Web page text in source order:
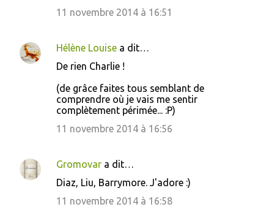
11 novembre 2014 à 16:51
Hélène Louise a dit…
De rien Charlie !
(de grâce faites tous semblant de
comprendre où je vais me sentir
complètement périmée... :P)
11 novembre 2014 à 16:56
Gromovar a dit…
Diaz, Liu, Barrymore. J'adore :)
11 novembre 2014 à 16:58